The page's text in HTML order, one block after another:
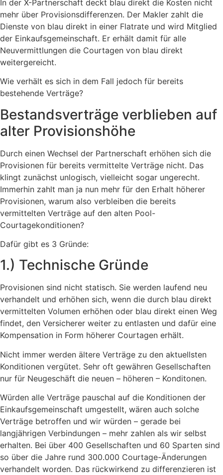
In der X-Partnerschaft deckt blau direkt die Kosten nicht
mehr über Provisionsdifferenzen. Der Makler zahlt die
Dienste von blau direkt in einer Flatrate und wird Mitglied
der Einkaufsgemeinschaft. Er erhält damit für alle
Neuvermittlungen die Courtagen von blau direkt
weitergereicht.
Wie verhält es sich in dem Fall jedoch für bereits
bestehende Verträge?
Bestandsverträge verblieben auf
alter Provisionshöhe
Durch einen Wechsel der Partnerschaft erhöhen sich die
Provisionen für bereits vermittelte Verträge nicht. Das
klingt zunächst unlogisch, vielleicht sogar ungerecht.
Immerhin zahlt man ja nun mehr für den Erhalt höherer
Provisionen, warum also verbleiben die bereits
vermittelten Verträge auf den alten Pool-
Courtagekonditionen?
Dafür gibt es 3 Gründe:
1.) Technische Gründe
Provisionen sind nicht statisch. Sie werden laufend neu
verhandelt und erhöhen sich, wenn die durch blau direkt
vermittelten Volumen erhöhen oder blau direkt einen Weg
findet, den Versicherer weiter zu entlasten und dafür eine
Kompensation in Form höherer Courtagen erhält.
Nicht immer werden ältere Verträge zu den aktuellsten
Konditionen vergütet. Sehr oft gewähren Gesellschaften
nur für Neugeschäft die neuen – höheren – Konditonen.
Würden alle Verträge pauschal auf die Konditionen der
Einkaufsgemeinschaft umgestellt, wären auch solche
Verträge betroffen und wir würden – gerade bei
langjährigen Verbindungen – mehr zahlen als wir selbst
erhalten. Bei über 400 Gesellschaften und 60 Sparten sind
so über die Jahre rund 300.000 Courtage-Änderungen
verhandelt worden. Das rückwirkend zu differenzieren ist